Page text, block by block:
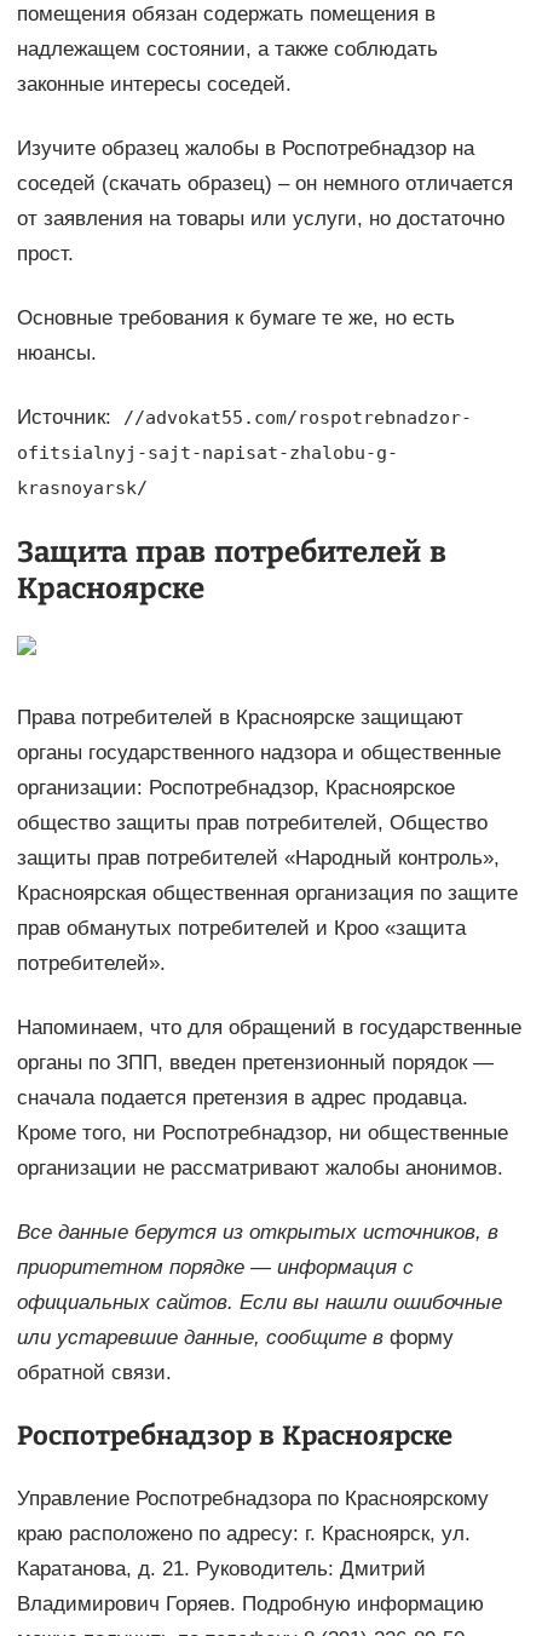
помещения обязан содержать помещения в
надлежащем состоянии, а также соблюдать
законные интересы соседей.
Изучите образец жалобы в Роспотребнадзор на
соседей (скачать образец) – он немного отличается
от заявления на товары или услуги, но достаточно
прост.
Основные требования к бумаге те же, но есть
нюансы.
Источник:
//advokat55.com/rospotrebnadzor-
ofitsialnyj-sajt-napisat-zhalobu-g-
krasnoyarsk/
Защита прав потребителей в
Красноярске
Права потребителей в Красноярске защищают
органы государственного надзора и общественные
организации: Роспотребнадзор, Красноярское
общество защиты прав потребителей, Общество
защиты прав потребителей «Народный контроль»,
Красноярская общественная организация по защите
прав обманутых потребителей и Кроо «защита
потребителей».
Напоминаем, что для обращений в государственные
органы по ЗПП, введен претензионный порядок —
сначала подается претензия в адрес продавца.
Кроме того, ни Роспотребнадзор, ни общественные
организации не рассматривают жалобы анонимов.
Все данные берутся из открытых источников, в
приоритетном порядке — информация с
официальных сайтов. Если вы нашли ошибочные
или устаревшие данные, сообщите вформу
обратной связи.
Роспотребнадзор в Красноярске
Управление Роспотребнадзора по Красноярскому
краю расположено по адресу: г. Красноярск, ул.
Каратанова, д. 21. Руководитель: Дмитрий
Владимирович Горяев. Подробную информацию